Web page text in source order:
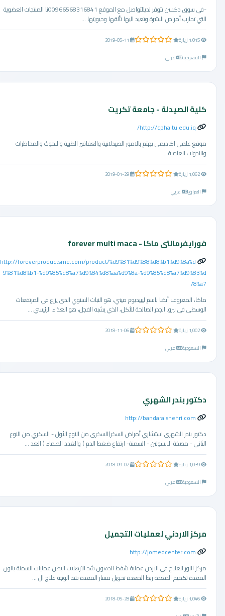
-في سوق دكسن تتوفر لديللتواصل مع الموقع 00966568316841نا المنتجات العضوية
التي تحارب أمراض البشرة وتعيد اليها تألقها وحيويتها ...
0.0 من 5 نجوم
2019-05-11
السعودية
عربي
كلية الصيدلة - جامعة تكريت
http://cpha.tu.edu.iq/
موقع علمي اكاديمي يهتم بالامور الصيدلانية والعقاقير الطبية والبحوث والمحاظرات
والندوات العلمية ...
0.0 من 5 نجوم
2019-01-29
العراق
عربي
فورايفرمالتى ماكا - forever multi maca
http://foreverproductsme.com/product/%d9%81%d9%88%d8%b1%d9%8a%d
9%81%d8%b1-%d9%85%d8%a7%d9%84%d8%aa%d9%8a-%d9%85%d8%a7%d9%83%d
8%a7/
ماكا، المعروف أيضا باسم ليبيديوم ميني، هو النبات السنوي الذي يزرع في المرتفعات
الوسطى في بيرو. الجذر الصالحة للأكل، الذي يشبه الفجل، هو الغذاء الرئيسي ...
0.0 من 5 نجوم
2018-11-06
السعودية
عربي
دكتور بندر الشهري
http://bandaralshehri.com
دكتور بندر الشهري استشاري أمراض السكر(السكرى من النوع الأول - السكري من النوع
الثاني - مضخة الانسولين - السمنة- ارتفاع ضغط الدم ) والغدد الصماء ( الغد ...
0.0 من 5 نجوم
2018-09-02
السعودية
عربي
مركز الاردني لعمليات التجميل
http://jomedcenter.com
مركز النور للعلاج في الاردن عملية شفط الدهون شد الترهلات البطن عمليات السمنة بالون
المعدة تكميم المعدة ربط المعدة تحويل مسار المعدة شد الوجة علاج ال ...
0.0 من 5 نجوم
2018-05-28